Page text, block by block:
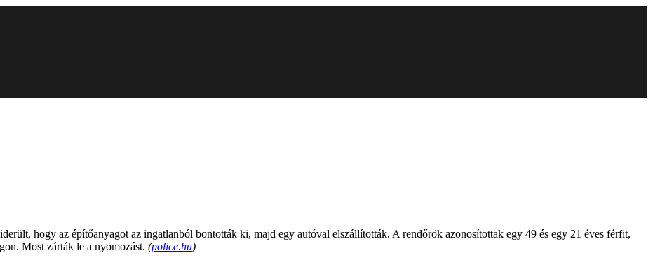
hogy az építőanyagot az ingatlanból bontották ki, majd egy autóval elszállították. A rendőrök azonosítottak egy 49 és egy 21 éves férfit,
Most zárták le a nyomozást. (police.hu)